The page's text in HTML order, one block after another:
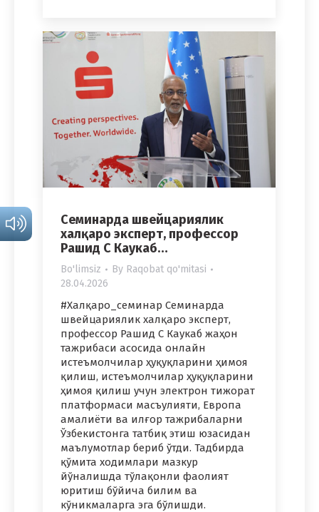
Семинарда швейцариялик
халқаро эксперт, профессор
Рашид С Каукаб…
Bo'limsiz By Raqobat qo'mitasi
28.04.2026
#Халқаро_семинар Семинарда
швейцариялик халқаро эксперт,
профессор Рашид С Каукаб жаҳон
тажрибаси асосида онлайн
истеъмолчилар ҳуқуқларини ҳимоя
қилиш, истеъмолчилар ҳуқуқларини
ҳимоя қилиш учун электрон тижорат
платформаси масъулияти, Европа
амалиёти ва илғор тажрибаларни
Ўзбекистонга татбиқ этиш юзасидан
маълумотлар бериб ўтди. Тадбирда
қўмита ходимлари мазкур
йўналишда тўлақонли фаолият
юритиш бўйича билим ва
кўникмаларга эга бўлишди.